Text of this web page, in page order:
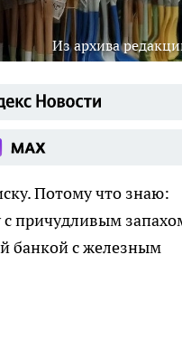
Из архива
Потому что знаю:
причудливым
банкой с железным